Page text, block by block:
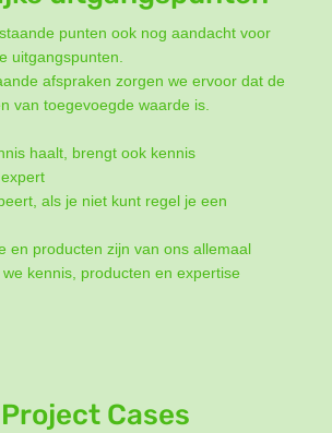
Cases
punten ook nog aandacht voor
uitgangspunten.
afspraken zorgen we ervoor dat de
van toegevoegde waarde is.
haalt, brengt ook kennis
als je niet kunt regel je een
en producten zijn van ons allemaal
kennis, producten en expertise